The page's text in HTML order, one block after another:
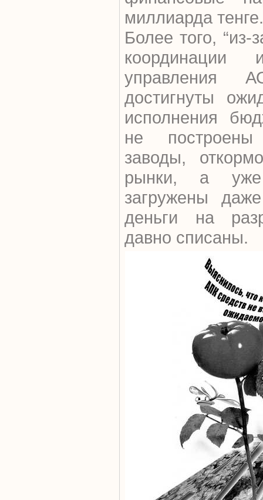
миллиарда тенге.
Более того, “из-
координации
управления
достигнуты
исполнения
не построены
заводы,
рынки, а
загружены
деньги на
давно списаны.